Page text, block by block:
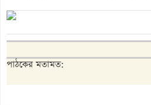
পাঠকের মতামত: